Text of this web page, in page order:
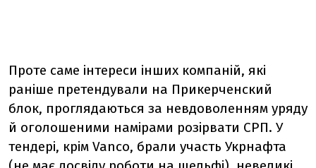
Проте саме інтереси інших компаній, які
раніше претендували на Прикерченский
блок, проглядаються за невдоволенням уряду
й оголошеними намірами розірвати СРП. У
тендері, крім Vanco, брали участь Укрнафта